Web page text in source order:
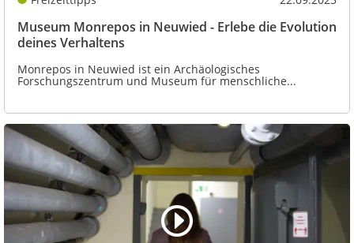
Museum Monrepos in Neuwied - Erlebe die Evolution
deines Verhaltens
Monrepos in Neuwied ist ein Archäologisches
Forschungszentrum und Museum für menschliche...